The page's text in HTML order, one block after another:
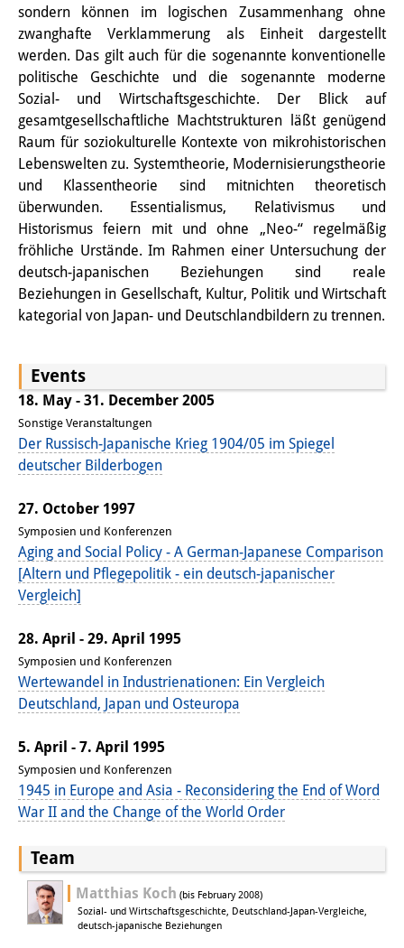
Digitale Transformation
Forschungsfeld:
Japan transregional
Knowledge Lab:
Wissensproduktion und
Wissensinfrastrukturen
Individuelle Projekte
Abgeschlossene Forschung
Events
DIJ Forum
DIJ Study Group
Thematische Vortragsreihen
Workshops
Sonstige Veranstaltungen
Publikationen
Publikationsübersicht
Contemporary Japan
DIJ Monographienreihe
DIJ Working Papers
DIJ Newsletter
Miscellanea
Podcasts
sondern können im logischen Zusammenhang ohne
zwanghafte Verklammerung als Einheit dargestellt
werden. Das gilt auch für die sogenannte konventionelle
politische Geschichte und die sogenannte moderne
Sozial- und Wirtschaftsgeschichte. Der Blick auf
gesamtgesellschaftliche Machtstrukturen läßt genügend
Raum für soziokulturelle Kontexte von mikrohistorischen
Lebenswelten zu. Systemtheorie, Modernisierungstheorie
und Klassentheorie sind mitnichten theoretisch
überwunden. Essentialismus, Relativismus und
Historismus feiern mit und ohne „Neo-“ regelmäßig
fröhliche Urstände. Im Rahmen einer Untersuchung der
deutsch-japanischen Beziehungen sind reale
Beziehungen in Gesellschaft, Kultur, Politik und Wirtschaft
kategorial von Japan- und Deutschlandbildern zu trennen.
Events
18. May - 31. December 2005
Sonstige Veranstaltungen
Der Russisch-Japanische Krieg 1904/05 im Spiegel
deutscher Bilderbogen
27. October 1997
Symposien und Konferenzen
Aging and Social Policy - A German-Japanese Comparison
[Altern und Pflegepolitik - ein deutsch-japanischer
Vergleich]
28. April - 29. April 1995
Symposien und Konferenzen
Wertewandel in Industrienationen: Ein Vergleich
Deutschland, Japan und Osteuropa
5. April - 7. April 1995
Symposien und Konferenzen
1945 in Europe and Asia - Reconsidering the End of Word
War II and the Change of the World Order
Team
Matthias Koch (bis February 2008)
Sozial- und Wirtschaftsgeschichte, Deutschland-Japan-Vergleiche,
deutsch-japanische Beziehungen